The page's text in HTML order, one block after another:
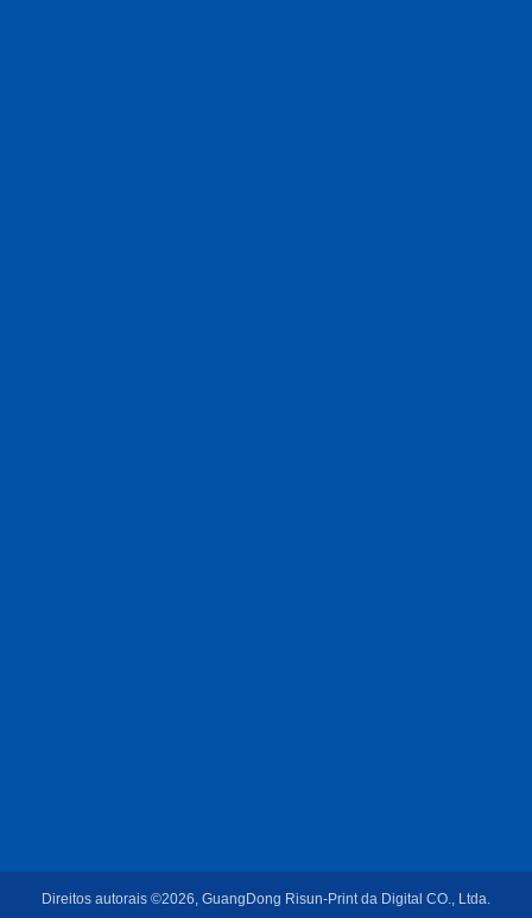
Direitos autorais ©2026, GuangDong Risun-Print da Digital CO., Ltda.